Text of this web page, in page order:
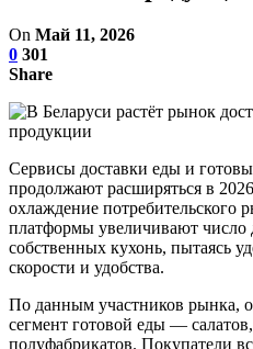
On Май 11, 2026
0 301
Share
Сервисы доставки еды и
продолжают расширяться в
охлаждение
платформы увеличивают число
собственных кухонь, пытаясь
скорости и удобства.
По данным участников рынка,
сегмент готовой еды —
полуфабрикатов. Покупатели